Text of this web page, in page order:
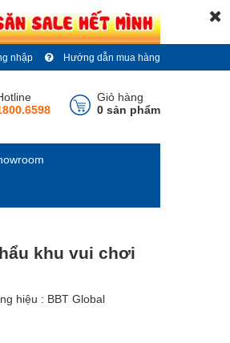
Hướng dẫn mua hàng
nhập
Giỏ hàng
0 sản phẩm
khu vui chơi
hiệu : BBT Global